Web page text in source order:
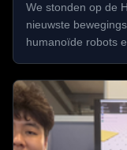
We stonden op de
nieuwste
humanoïde robots
andere